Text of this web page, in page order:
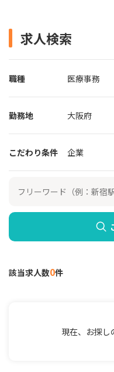
求人検索
職種 医療事務
勤務地 大阪府
こだわり条件 企業
該当求人数0件
現在、お探し